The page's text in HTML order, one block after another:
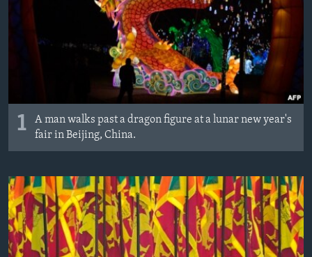
MAGAZIN
O GLASU AMERIKE
PRATITE NAS
Jezici
1
A man walks past a dragon figure at a lunar new year's
fair in Beijing, China.